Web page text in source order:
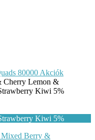
80000 Akciók
Cherry Lemon &
Kiwi 5%